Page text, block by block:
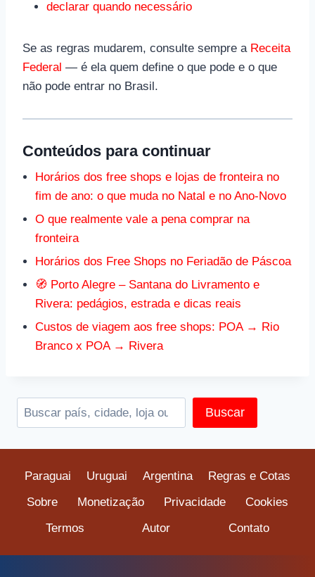
declarar quando necessário
Se as regras mudarem, consulte sempre a Receita
Federal — é ela quem define o que pode e o que
não pode entrar no Brasil.
Conteúdos para continuar
Horários dos free shops e lojas de fronteira no
fim de ano: o que muda no Natal e no Ano-Novo
O que realmente vale a pena comprar na
fronteira
Horários dos Free Shops no Feriadão de Páscoa
🧭 Porto Alegre – Santana do Livramento e
Rivera: pedágios, estrada e dicas reais
Custos de viagem aos free shops: POA → Rio
Branco x POA → Rivera
Buscar
Paraguai Uruguai Argentina
Regras e Cotas
Sobre
Monetização Privacidade
Cookies
Termos
Autor Contato